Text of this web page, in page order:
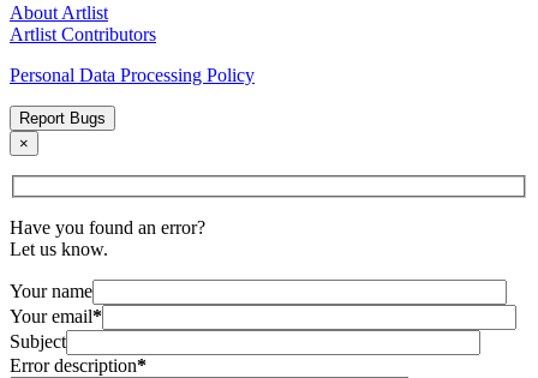
About Artlist
Artlist Contributors
Personal Data Processing Policy
Report Bugs
×
Have you found an error?
Let us know.
Your name
Your email*
Subject
Error description*